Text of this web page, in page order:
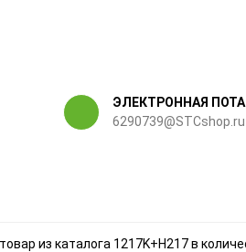
ЭЛЕКТРОННАЯ ПОТА
6290739@STCshop.ru